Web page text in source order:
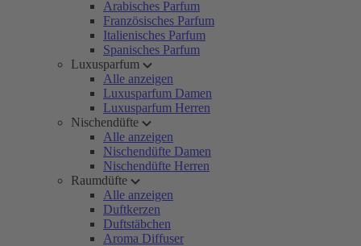
Arabisches Parfum
Französisches Parfum
Italienisches Parfum
Spanisches Parfum
Luxusparfum
Alle anzeigen
Luxusparfum Damen
Luxusparfum Herren
Nischendüfte
Alle anzeigen
Nischendüfte Damen
Nischendüfte Herren
Raumdüfte
Alle anzeigen
Duftkerzen
Duftstäbchen
Aroma Diffuser